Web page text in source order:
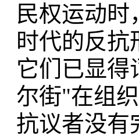
民权运动
时代的反
它们已显得
尔街"在组
抗议者没有